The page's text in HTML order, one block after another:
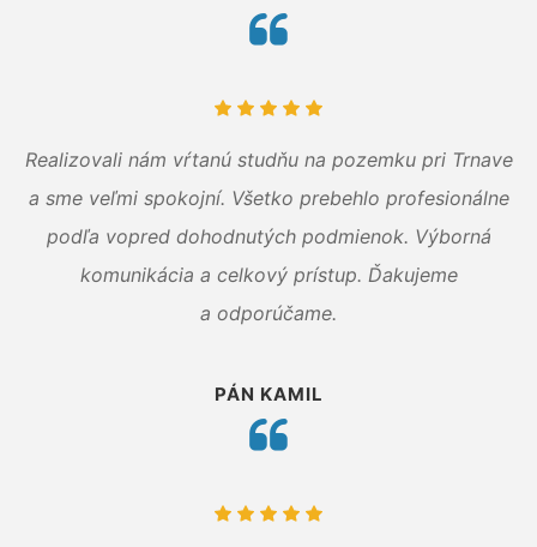
Realizovali nám vŕtanú studňu na pozemku pri Trnave
a sme veľmi spokojní. Všetko prebehlo profesionálne
podľa vopred dohodnutých podmienok. Výborná
komunikácia a celkový prístup. Ďakujeme
a odporúčame.
PÁN KAMIL